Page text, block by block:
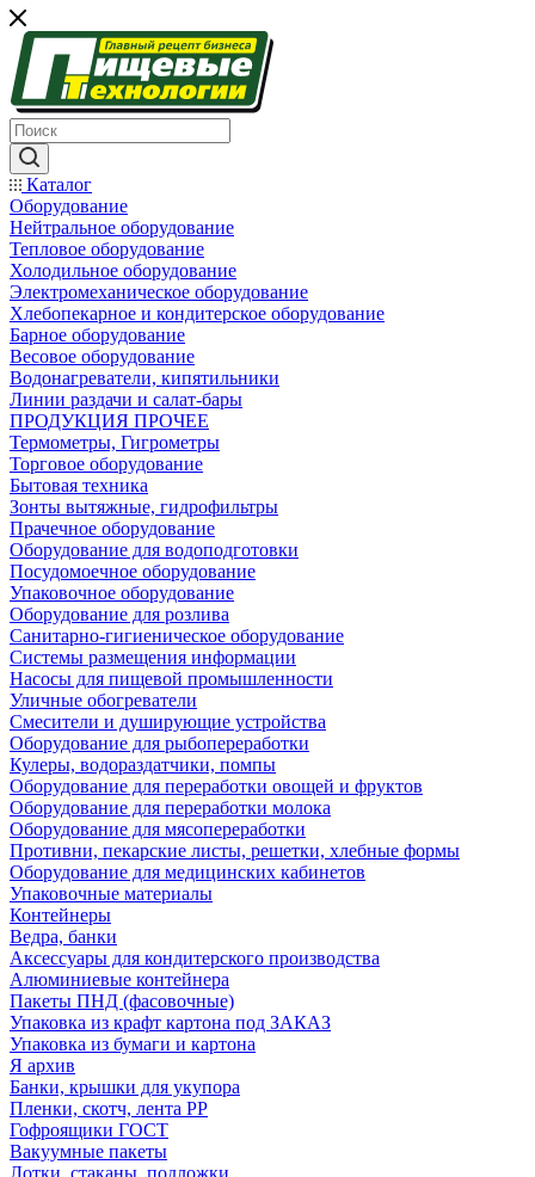
Каталог
Оборудование
Нейтральное оборудование
Тепловое оборудование
Холодильное оборудование
Электромеханическое оборудование
Хлебопекарное и кондитерское оборудование
Барное оборудование
Весовое оборудование
Водонагреватели, кипятильники
Линии раздачи и салат-бары
ПРОДУКЦИЯ ПРОЧЕЕ
Термометры, Гигрометры
Торговое оборудование
Бытовая техника
Зонты вытяжные, гидрофильтры
Прачечное оборудование
Оборудование для водоподготовки
Посудомоечное оборудование
Упаковочное оборудование
Оборудование для розлива
Санитарно-гигиеническое оборудование
Системы размещения информации
Насосы для пищевой промышленности
Уличные обогреватели
Смесители и душирующие устройства
Оборудование для рыбопереработки
Кулеры, водораздатчики, помпы
Оборудование для переработки овощей и фруктов
Оборудование для переработки молока
Оборудование для мясопереработки
Противни, пекарские листы, решетки, хлебные формы
Оборудование для медицинских кабинетов
Упаковочные материалы
Контейнеры
Ведра, банки
Аксессуары для кондитерского производства
Алюминиевые контейнера
Пакеты ПНД (фасовочные)
Упаковка из крафт картона под ЗАКАЗ
Упаковка из бумаги и картона
Я архив
Банки, крышки для укупора
Пленки, скотч, лента РР
Гофроящики ГОСТ
Вакуумные пакеты
Лотки, стаканы, подложки